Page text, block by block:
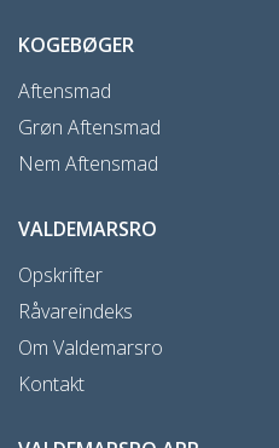
KOGEBØGER
Aftensmad
Grøn Aftensmad
Nem Aftensmad
VALDEMARSRO
Opskrifter
Råvareindeks
Om Valdemarsro
Kontakt